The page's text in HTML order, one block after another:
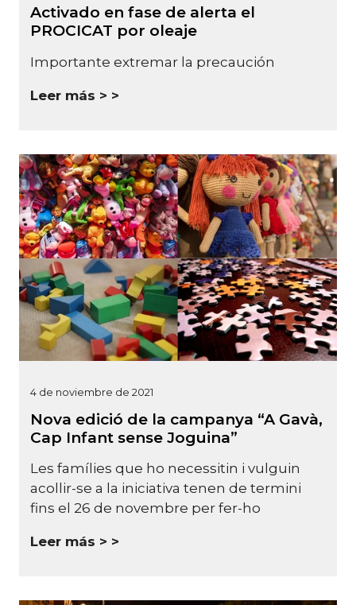
Activado en fase de alerta el
PROCICAT por oleaje
Importante extremar la precaución
Leer más >
4 de noviembre de 2021
Nova edició de la campanya “A Gavà,
Cap Infant sense Joguina”
Les famílies que ho necessitin i vulguin
acollir-se a la iniciativa tenen de termini
fins el 26 de novembre per fer-ho
Leer más >